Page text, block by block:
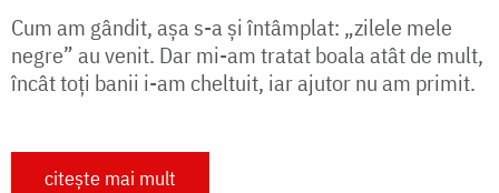
Cum am gândit, așa s-a și întâmplat: „zilele mele
negre” au venit. Dar mi-am tratat boala atât de mult,
încât toți banii i-am cheltuit, iar ajutor nu am primit.
citește mai mult